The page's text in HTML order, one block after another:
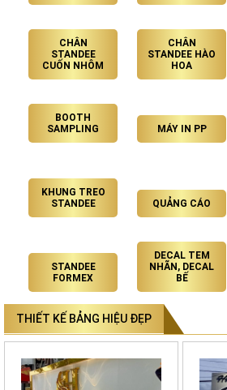
CHÂN
STANDEE
CUỐN NHÔM
CHÂN
STANDEE HÀO
HOA
BOOTH
SAMPLING
MÁY IN PP
KHUNG TREO
STANDEE
QUẢNG CÁO
STANDEE
FORMEX
DECAL TEM
NHÃN, DECAL
BẾ
THIẾT KẾ BẢNG HIỆU ĐẸP